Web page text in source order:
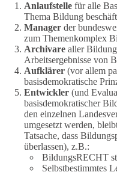
Anlaufstelle für alle
Thema Bildung
Manager der
zum Themenkomplex
Archivare aller
Arbeitsergebnisse von
Aufklärer (vor allem
basisdemokratische
Entwickler (und
basisdemokratischer
den einzelnen
umgesetzt werden,
Tatsache, dass
überlassen), z.B.:
BildungsRECHT
Selbstbestimmtes